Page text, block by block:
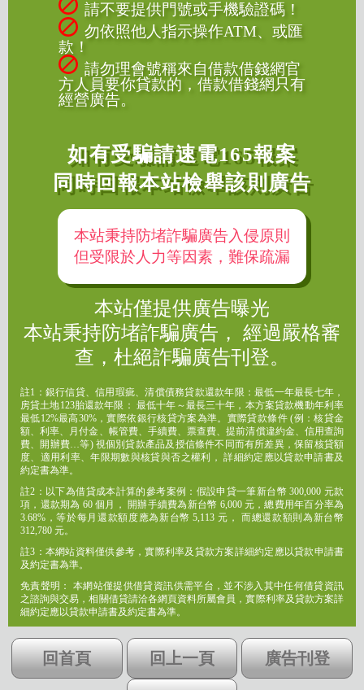
請不要提供門號或手機驗證碼！
勿依照他人指示操作ATM、或匯
款！
請勿理會號稱來自借款借錢網官
方人員要你貸款的，借款借錢網只有
經營廣告。
如有受騙請速電165報案
同時回報本站檢舉該則廣告
本站秉持防堵詐騙廣告入侵原則
但受限於人力等因素，難保疏漏
本站僅提供廣告曝光
本站秉持防堵詐騙廣告， 經過嚴格審
查，杜絕詐騙廣告刊登。
註1：銀行信貸、信用瑕疵、清償債務貸款還款年限：最低一年最長七年，
房貸土地123胎還款年限： 最低十年～最長三十年，本方案貸款機動年利率
最低12%最高30%，實際依銀行核貸方案為準。實際貸款條件 (例：核貸金
額、利率、月付金、帳管費、手續費、票查費、提前清償違約金、信用查詢
費、開辦費…等) 視個別貸款產品及授信條件不同而有所差異，保留核貸額
度、適用利率、年限期數與核貸與否之權利， 詳細約定應以貸款申請書及
約定書為準。
註2：以下為借貸成本計算的參考案例：假設申貸一筆新台幣 300,000 元款
項，還款期為 60 個月， 開辦手續費為新台幣 6,000 元，總費用年百分率為
3.68%，等於每月還款額度應為新台幣 5,113 元， 而總還款額則為新台幣
312,780 元。
註3：本網站資料僅供參考，實際利率及貸款方案詳細約定應以貸款申請書
及約定書為準。
免責聲明： 本網站僅提供借貸資訊供需平台，並不涉入其中任何借貸資訊
之諮詢與交易，相關借貸請洽各網頁資料所屬會員，實際利率及貸款方案詳
細約定應以貸款申請書及約定書為準。
回首頁 回上一頁 廣告刊登